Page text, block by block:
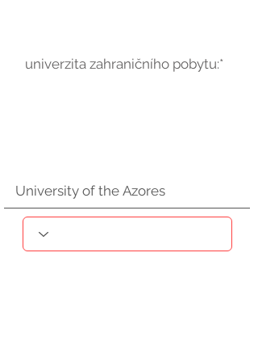
univerzita zahraničního pobytu:*